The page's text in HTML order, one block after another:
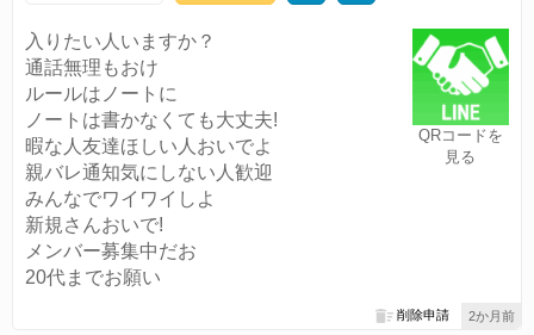
QRコードを
見る
入りたい人いますか？
通話無理もおけ
ルールはノートに
ノートは書かなくても大丈夫!
暇な人友達ほしい人おいでよ
親バレ通知気にしない人歓迎
みんなでワイワイしよ
新規さんおいで!
メンバー募集中だお
20代までお願い
2か月前
削除申請